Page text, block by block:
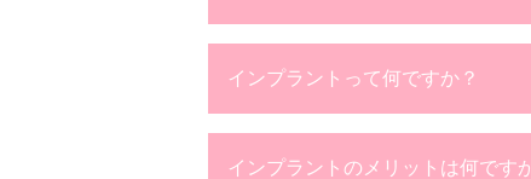
インプラントって何ですか？
インプラントのメリットは何です